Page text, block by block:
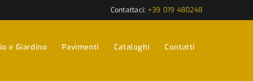
Contattaci: +39 019 480248
e Giardino Pavimenti Cataloghi Contatti